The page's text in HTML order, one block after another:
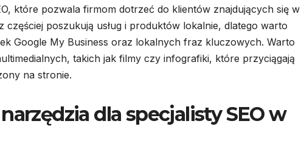
które pozwala firmom dotrzeć do klientów znajdujących się w
poszukują usług i produktów lokalnie, dlatego warto
Google My Business oraz lokalnych fraz kluczowych. Warto
takich jak filmy czy infografiki, które przyciągają
na stronie.
dla specjalisty SEO w